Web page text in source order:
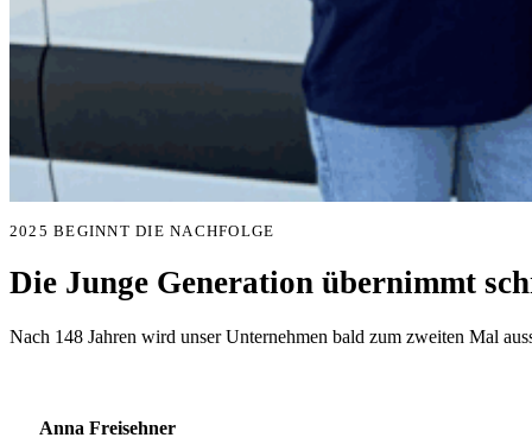
2025 BEGINNT DIE NACHFOLGE
Die Junge Generation übernimmt
Nach 148 Jahren wird unser Unternehmen bald zum zweiten Mal
Anna Freisehner